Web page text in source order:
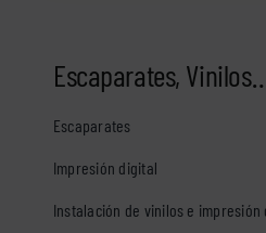
Escaparates,
Escaparates
Impresión digital
Instalación de vinilos e impresión